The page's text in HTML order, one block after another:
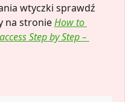
wtyczki sprawdź
na stronie How to
Step by Step –